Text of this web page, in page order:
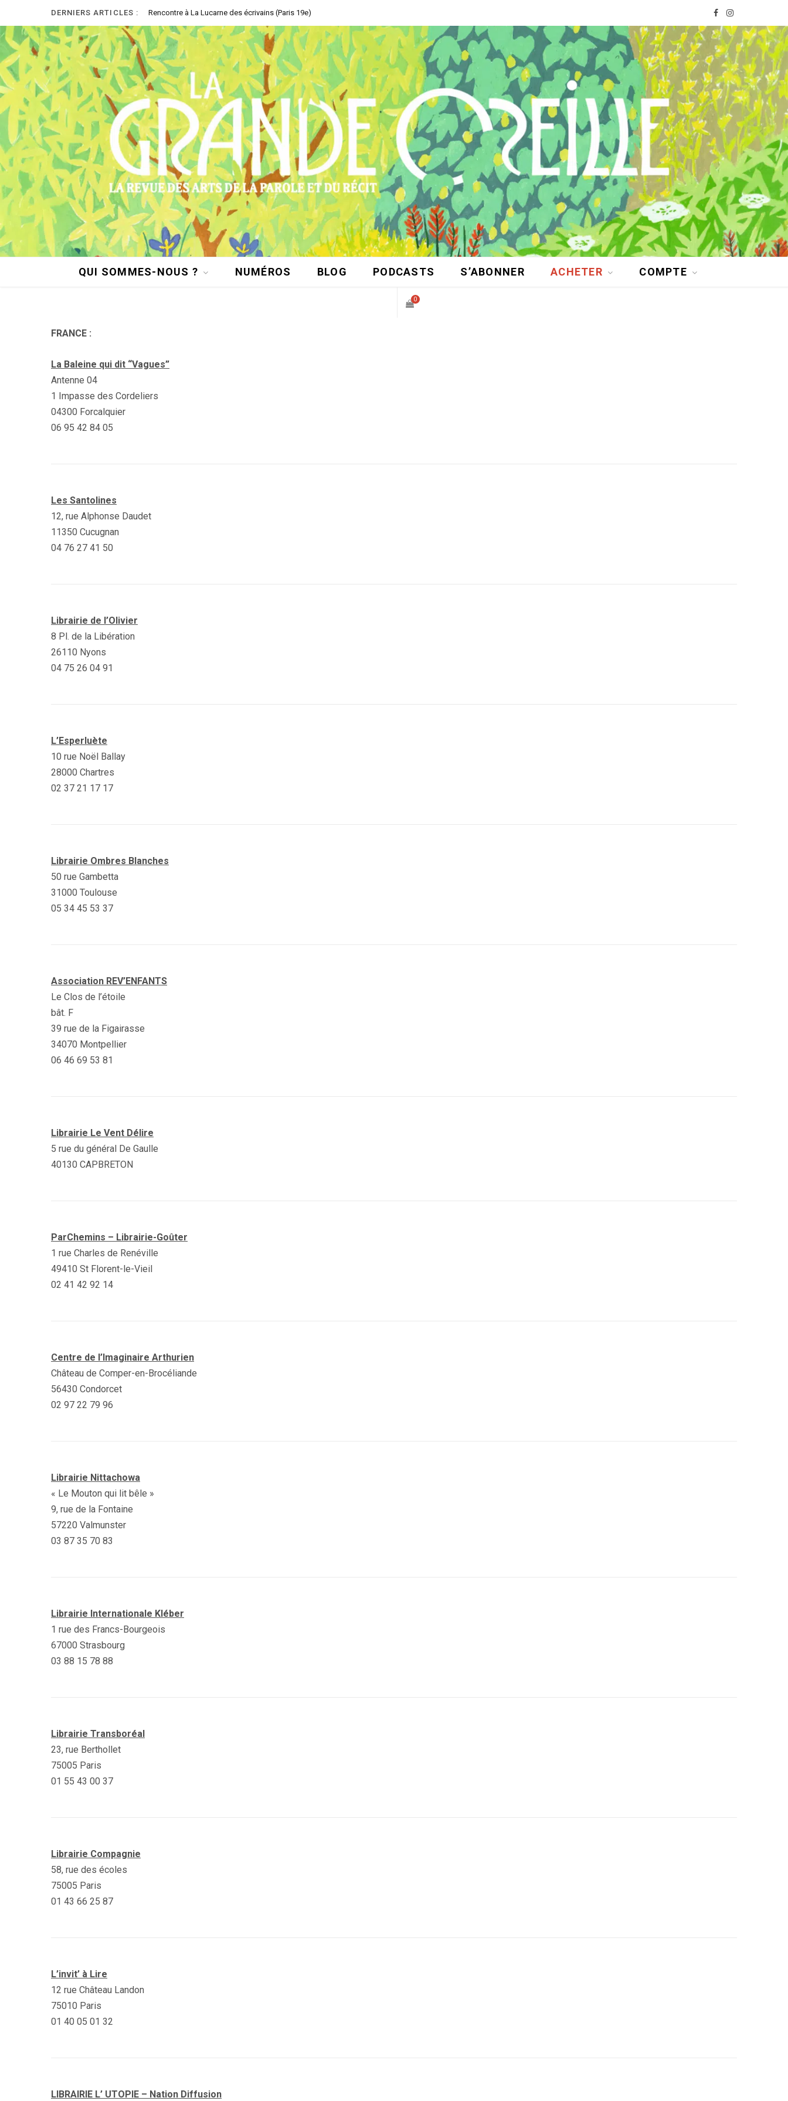
DERNIERS ARTICLES : Rencontre à La Lucarne des écrivains (Paris 19e) F
a
e
b
o
k
I
n
s
t
g
r
a
m
QUI SOMMES-NOUS ? NUMÉROS BLOG PODCASTS S’ABONNER ACHETER COMPTE
0
FRANCE :
La Baleine qui dit “Vagues”
Antenne 04
1 Impasse des Cordeliers
04300 Forcalquier
06 95 42 84 05
Les Santolines
12, rue Alphonse Daudet
11350 Cucugnan
04 76 27 41 50
Librairie de l’Olivier
8 Pl. de la Libération
26110 Nyons
04 75 26 04 91
L’Esperluète
10 rue Noël Ballay
28000 Chartres
02 37 21 17 17
Librairie Ombres Blanches
50 rue Gambetta
31000 Toulouse
05 34 45 53 37
Association REV’ENFANTS
Le Clos de l’étoile
bât. F
39 rue de la Figairasse
34070 Montpellier
06 46 69 53 81
Librairie Le Vent Délire
5 rue du général De Gaulle
40130 CAPBRETON
ParChemins – Librairie-Goûter
1 rue Charles de Renéville
49410 St Florent-le-Vieil
02 41 42 92 14
Centre de l’Imaginaire Arthurien
Château de Comper-en-Brocéliande
56430 Condorcet
02 97 22 79 96
Librairie Nittachowa
« Le Mouton qui lit bêle »
9, rue de la Fontaine
57220 Valmunster
03 87 35 70 83
Librairie Internationale Kléber
1 rue des Francs-Bourgeois
67000 Strasbourg
03 88 15 78 88
Librairie Transboréal
23, rue Berthollet
75005 Paris
01 55 43 00 37
Librairie Compagnie
58, rue des écoles
75005 Paris
01 43 66 25 87
L’invit’ à Lire
12 rue Château Landon
75010 Paris
01 40 05 01 32
LIBRAIRIE L’ UTOPIE – Nation Diffusion